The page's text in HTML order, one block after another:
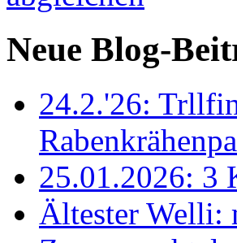
Neue Blog-
24.2.'26:
25.01.2026: 3
Ältester Welli: